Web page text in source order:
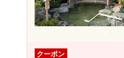
クーポン